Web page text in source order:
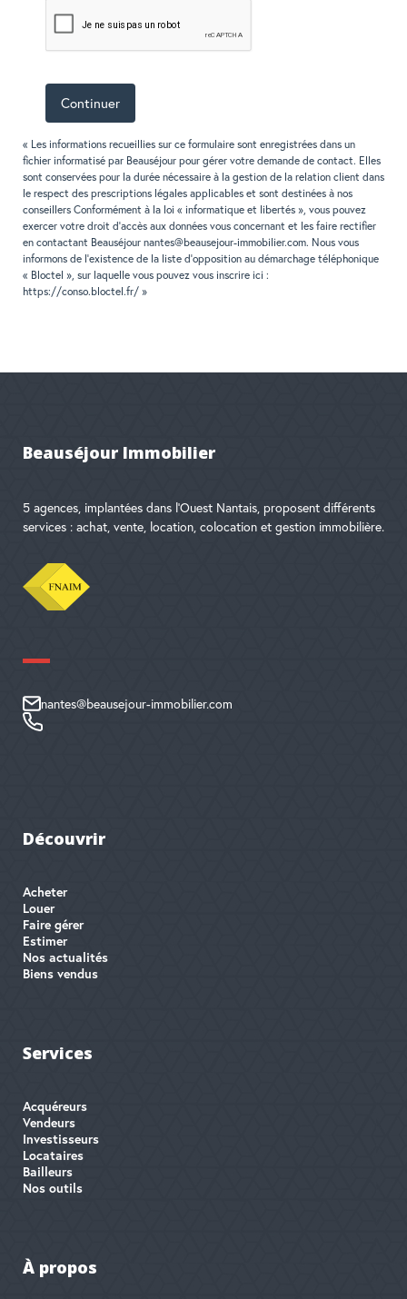
Continuer
« Les informations recueillies sur ce formulaire sont enregistrées dans un
fichier informatisé par Beauséjour pour gérer votre demande de contact. Elles
sont conservées pour la durée nécessaire à la gestion de la relation client dans
le respect des prescriptions légales applicables et sont destinées à nos
conseillers Conformément à la loi « informatique et libertés », vous pouvez
exercer votre droit d'accès aux données vous concernant et les faire rectifier
en contactant Beauséjour nantes@beausejour-immobilier.com. Nous vous
informons de l'existence de la liste d'opposition au démarchage téléphonique
« Bloctel », sur laquelle vous pouvez vous inscrire ici :
https://conso.bloctel.fr/ »
Beauséjour Immobilier
5 agences, implantées dans l'Ouest Nantais, proposent différents
services : achat, vente, location, colocation et gestion immobilière.
nantes@beausejour-immobilier.com
Découvrir
Acheter
Louer
Faire gérer
Estimer
Nos actualités
Biens vendus
Services
Acquéreurs
Vendeurs
Investisseurs
Locataires
Bailleurs
Nos outils
À propos